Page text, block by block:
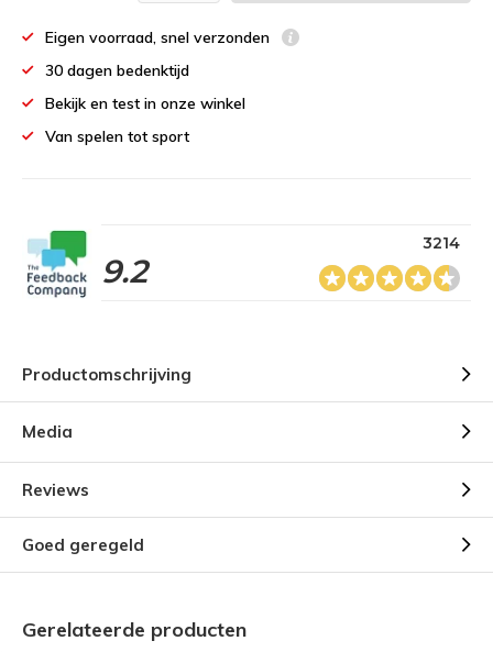
Eigen voorraad, snel verzonden
30 dagen bedenktijd
Bekijk en test in onze winkel
Van spelen tot sport
9.2
3214
Productomschrijving
Media
Reviews
Goed geregeld
Gerelateerde producten